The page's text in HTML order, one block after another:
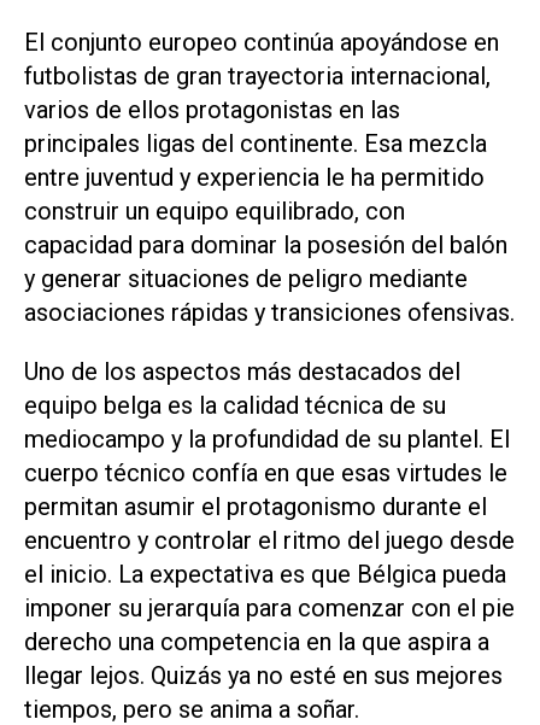
El conjunto europeo continúa apoyándose en
futbolistas de gran trayectoria internacional,
varios de ellos protagonistas en las
principales ligas del continente. Esa mezcla
entre juventud y experiencia le ha permitido
construir un equipo equilibrado, con
capacidad para dominar la posesión del balón
y generar situaciones de peligro mediante
asociaciones rápidas y transiciones ofensivas.
Uno de los aspectos más destacados del
equipo belga es la calidad técnica de su
mediocampo y la profundidad de su plantel. El
cuerpo técnico confía en que esas virtudes le
permitan asumir el protagonismo durante el
encuentro y controlar el ritmo del juego desde
el inicio. La expectativa es que Bélgica pueda
imponer su jerarquía para comenzar con el pie
derecho una competencia en la que aspira a
llegar lejos. Quizás ya no esté en sus mejores
tiempos, pero se anima a soñar.